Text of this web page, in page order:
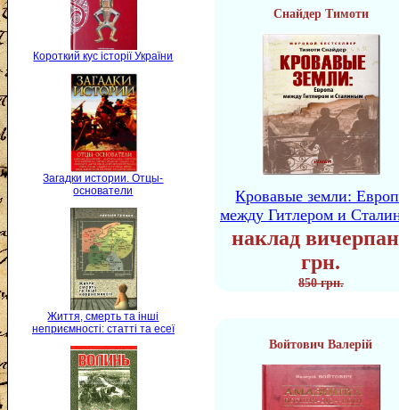
Короткий кус історії України
Загадки истории. Отцы-
основатели
Життя, смерть та інші
неприємності: статті та есеї
Снайдер Тимоти
Кровавые земли:
между Гитлером и
наклад
грн.
850 грн.
Войтович Валерій